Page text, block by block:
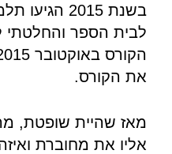
בשנת 2015
לבית הספר
את הקורס.
מאז שהיית שופטת,
אליו את מחוברת